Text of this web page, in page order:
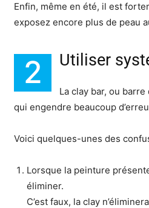
Enfin, même en été, il est
exposez encore plus de peau
2 Utiliser
La clay bar, ou
qui engendre beaucoup
Voici quelques-unes des
Lorsque la peinture
éliminer.
C’est faux, la clay